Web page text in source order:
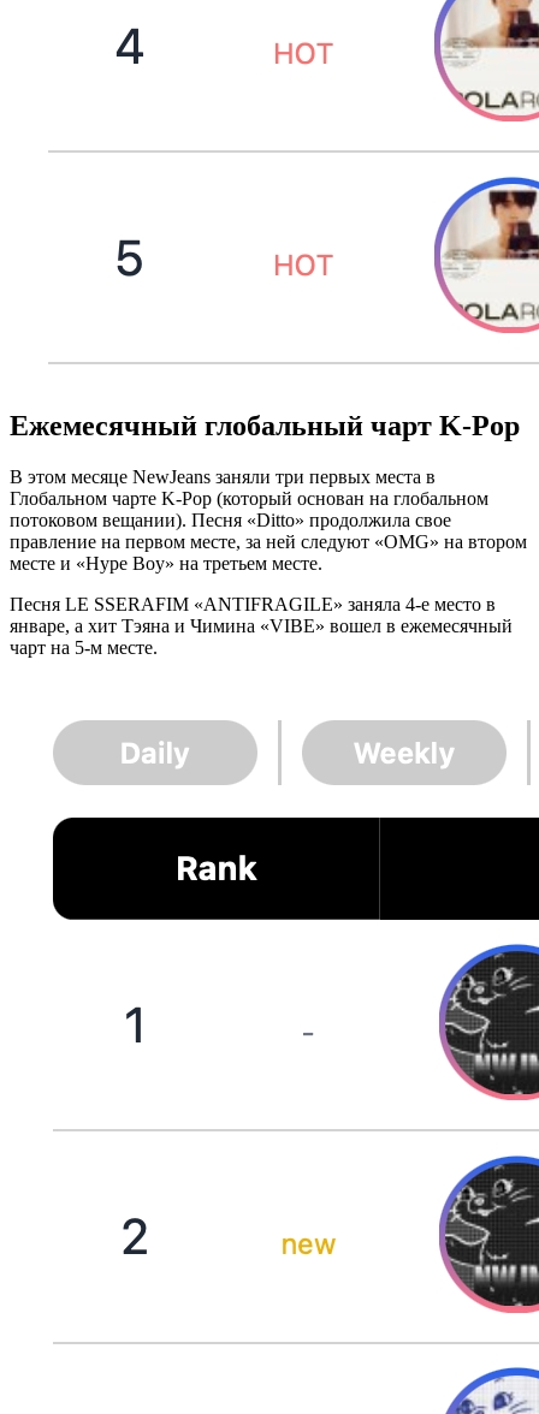
Ежемесячный глобальный чарт K-Pop
В этом месяце NewJeans заняли три первых места в
Глобальном чарте K-Pop (который основан на глобальном
потоковом вещании). Песня «Ditto» продолжила свое
правление на первом месте, за ней следуют «OMG» на втором
месте и «Hype Boy» на третьем месте.
Песня LE SSERAFIM «ANTIFRAGILE» заняла 4-е место в
январе, а хит Тэяна и Чимина «VIBE» вошел в ежемесячный
чарт на 5-м месте.